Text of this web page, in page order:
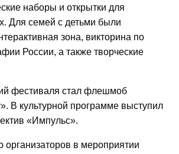
наборы и открытки для
Для семей с детьми были
зона, викторина по
России, а также творческие
фестиваля стал флешмоб
В культурной программе выступил
«Импульс».
в мероприятии